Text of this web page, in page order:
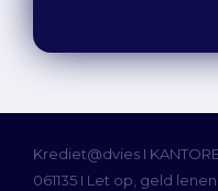
Krediet@dvies I
061135 I Let op, geld